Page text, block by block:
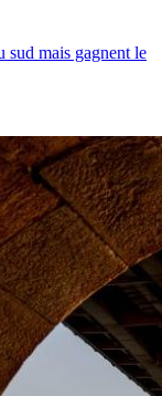
sud mais gagnent le